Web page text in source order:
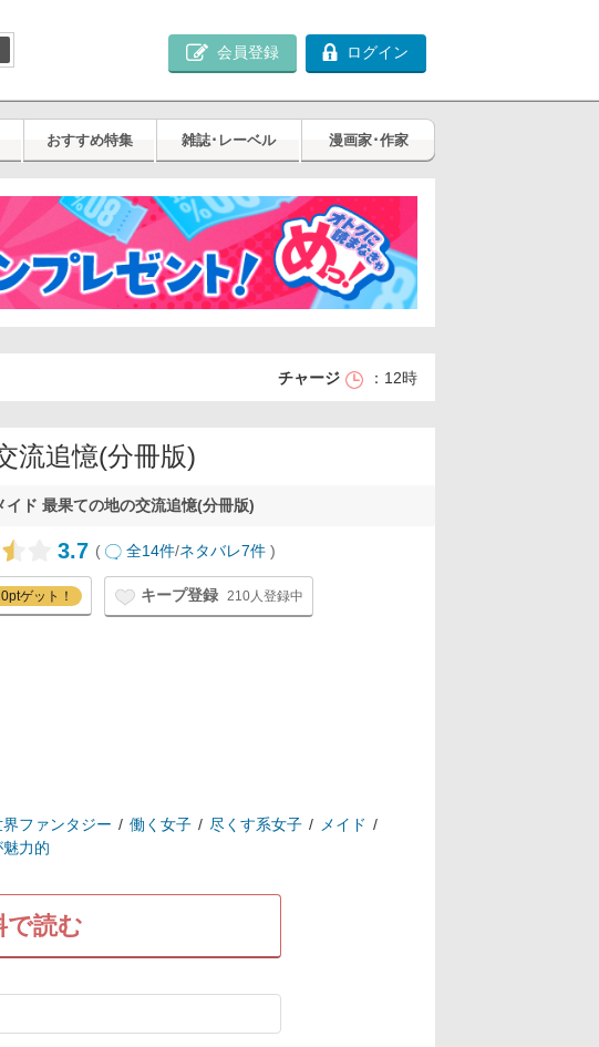
会員登録 ログイン
おすすめ特集 雑誌･レーベル 漫画家･作家
チャージ 12時
流追憶(分冊版)
イド 最果ての地の交流追憶(分冊版)
3.7 ( 全14件/ネタバレ7件 )
ゲット！ キープ登録 210人登録中
ファンタジー 働く女子 尽くす系女子
メイド
力的
で読む